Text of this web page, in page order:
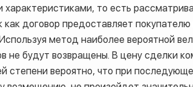
то есть
договор предоставляет
метод наиболее вероятной
не будут возвращены. В цену сделки
степени вероятно, что при